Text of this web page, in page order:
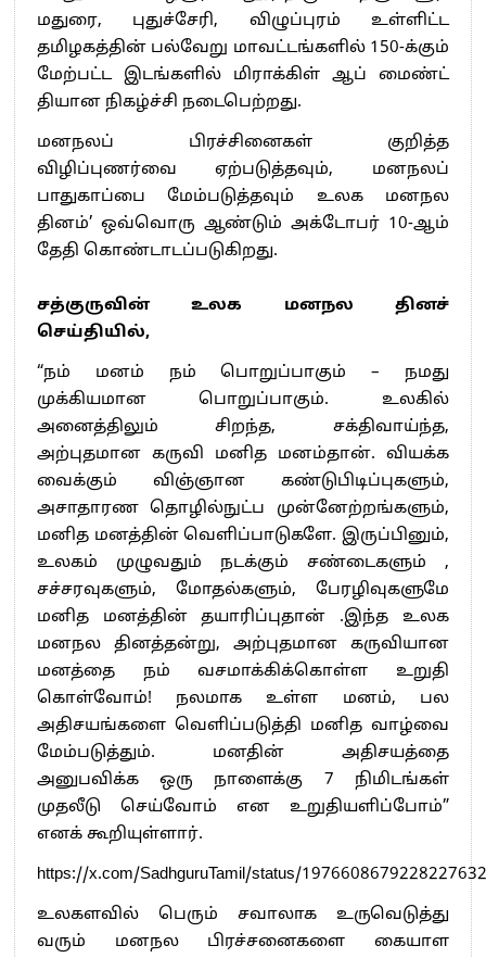
மதுரை, புதுச்சேரி, விழுப்புரம் உள்ளிட்ட
தமிழகத்தின் பல்வேறு மாவட்டங்களில் 150-க்கும்
மேற்பட்ட இடங்களில் மிராக்கிள் ஆப் மைண்ட்
தியான நிகழ்ச்சி நடைபெற்றது.
மனநலப் பிரச்சினைகள் குறித்த
விழிப்புணர்வை ஏற்படுத்தவும், மனநலப்
பாதுகாப்பை மேம்படுத்தவும் உலக மனநல
தினம்’ ஒவ்வொரு ஆண்டும் அக்டோபர் 10-ஆம்
தேதி கொண்டாடப்படுகிறது.
சத்குருவின் உலக மனநல தினச்
செய்தியில்,
“நம் மனம் நம் பொறுப்பாகும் – நமது
முக்கியமான பொறுப்பாகும். உலகில்
அனைத்திலும் சிறந்த, சக்திவாய்ந்த,
அற்புதமான கருவி மனித மனம்தான். வியக்க
வைக்கும் விஞ்ஞான கண்டுபிடிப்புகளும்,
அசாதாரண தொழில்நுட்ப முன்னேற்றங்களும்,
மனித மனத்தின் வெளிப்பாடுகளே. இருப்பினும்,
உலகம் முழுவதும் நடக்கும் சண்டைகளும் ,
சச்சரவுகளும், மோதல்களும், பேரழிவுகளுமே
மனித மனத்தின் தயாரிப்புதான் .இந்த உலக
மனநல தினத்தன்று, அற்புதமான கருவியான
மனத்தை நம் வசமாக்கிக்கொள்ள உறுதி
கொள்வோம்! நலமாக உள்ள மனம், பல
அதிசயங்களை வெளிப்படுத்தி மனித வாழ்வை
மேம்படுத்தும். மனதின் அதிசயத்தை
அனுபவிக்க ஒரு நாளைக்கு 7 நிமிடங்கள்
முதலீடு செய்வோம் என உறுதியளிப்போம்”
எனக் கூறியுள்ளார்.
https://x.com/SadhguruTamil/status/
உலகளவில் பெரும் சவாலாக உருவெடுத்து
வரும் மனநல பிரச்சனைகளை கையாள